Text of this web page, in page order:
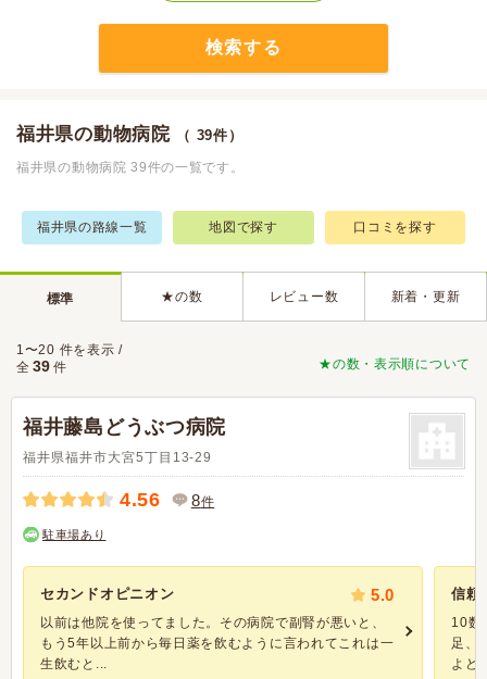
検索する
福井県の動物病院 （ 39件）
福井県の動物病院 39件の一覧です。
福井県の路線一覧 地図で探す 口コミを探す
標準 ★の数 レビュー数 新着・更新
★の数・表示順について
1〜20 件を表示 /
全 39 件
福井藤島どうぶつ病院
福井県福井市大宮5丁目13-29
4.56 8件
駐車場あり
セカンドオピニオン 5.0
以前は他院を使ってました。その病院で副腎が悪いと、
もう5年以上前から毎日薬を飲むように言われてこれは一
生飲むと...
信頼
10数
足、
よど